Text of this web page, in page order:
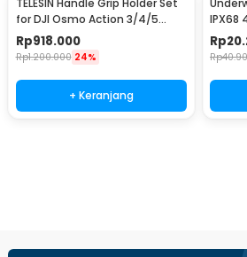
for DJI Osmo Action 3/4/5
Metal Cage - S6-FMS-22-TDJ
Rp918.000
Rp1.200.000 24%
+ Keranjang
IPX68
H9
Rp
Rp